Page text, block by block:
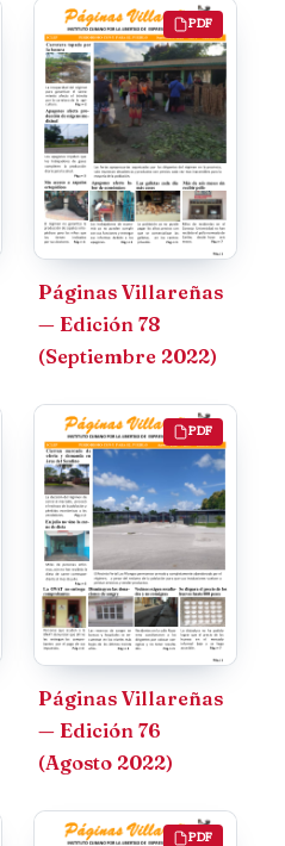
PDF
Páginas Villareñas
— Edición 78
(Septiembre 2022)
PDF
Páginas Villareñas
— Edición 76
(Agosto 2022)
PDF